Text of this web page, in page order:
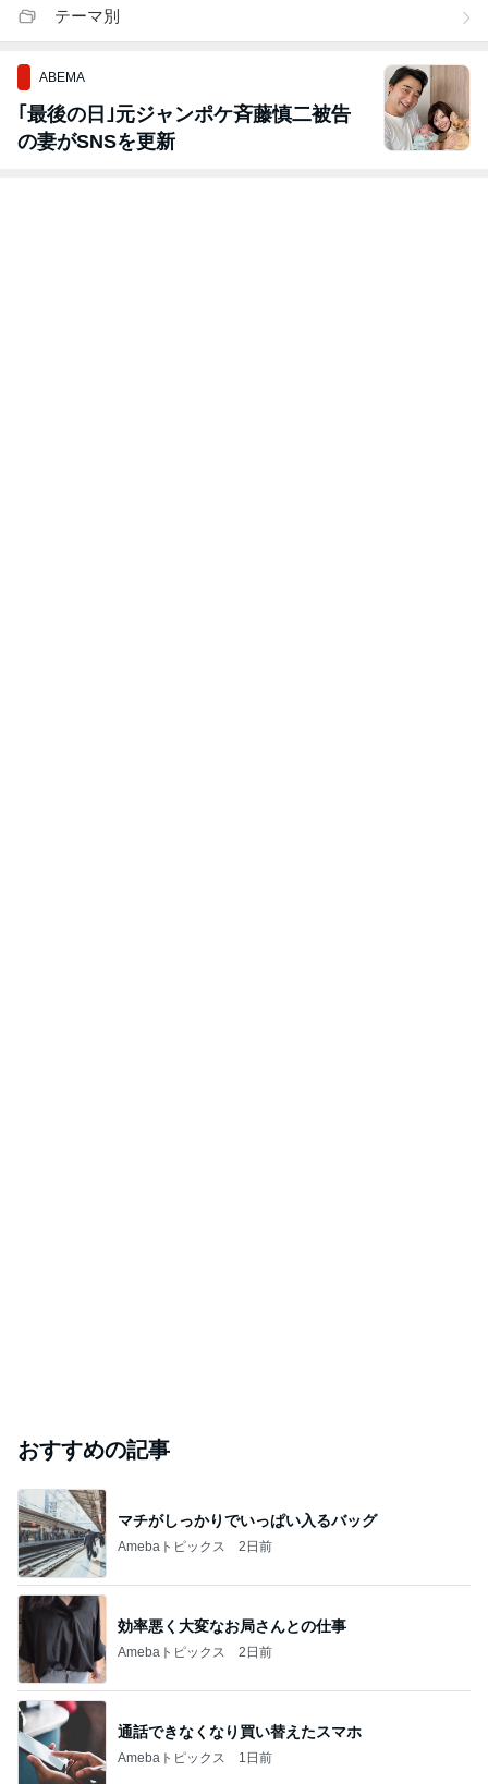
テーマ別
ABEMA
｢最後の日｣元ジャンポケ斉藤慎二被告
の妻がSNSを更新
おすすめの記事
マチがしっかりでいっぱい入るバッグ
Amebaトピックス 2日前
効率悪く大変なお局さんとの仕事
Amebaトピックス 2日前
通話できなくなり買い替えたスマホ
Amebaトピックス 1日前